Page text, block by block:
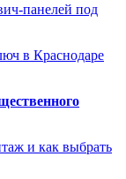
панелей под
в Краснодаре
и как выбрать